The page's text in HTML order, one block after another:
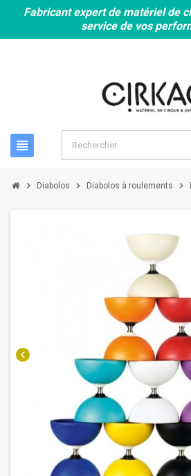
Fabricant expert de matériel de
service de vos
view_headline
chevron_right Diabolos chevron_right Diabolos à roulements chevron_right
chevron_left